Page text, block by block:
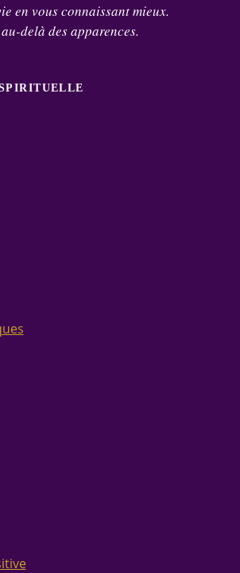
en vous connaissant mieux.
delà des apparences.